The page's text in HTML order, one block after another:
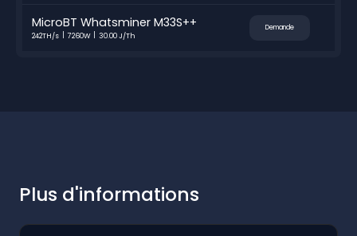
MicroBT Whatsminer M33S++
242TH/s 7260W 30.00 J/Th
Demande
Plus d'informations